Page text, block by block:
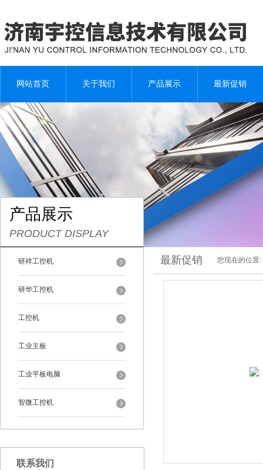
网站首页 关于我们 产品展示 最新促销
产品展示
PRODUCT DISPLAY
研祥工控机
研华工控机
工控机
工业主板
工业平板电脑
智微工控机
联系我们
最新促销 您现在的位置: